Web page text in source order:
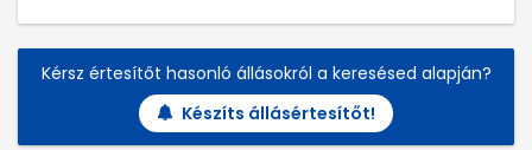
Kérsz értesítőt hasonló állásokról a keresésed alapján?
Készíts állásértesítőt!